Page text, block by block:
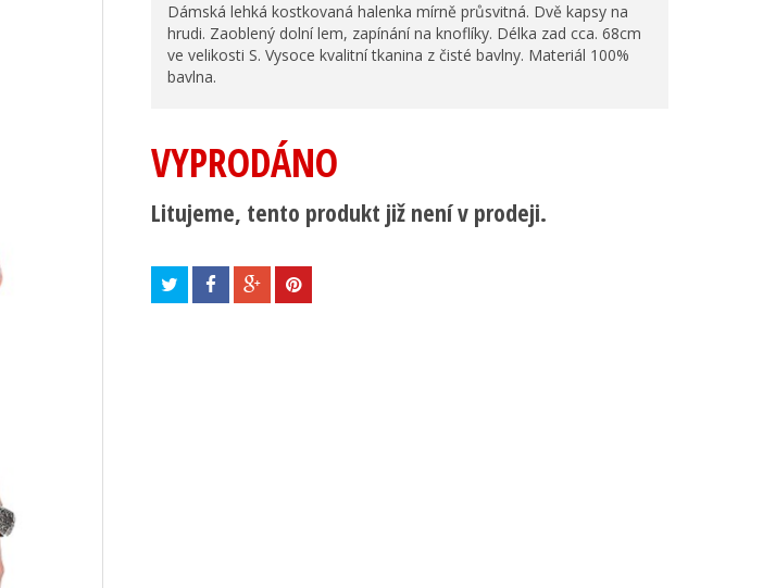
Dámská lehká kostkovaná halenka mírně průsvitná. Dvě kapsy na
hrudi. Zaoblený dolní lem, zapínání na knoflíky. Délka zad cca. 68cm
ve velikosti S. Vysoce kvalitní tkanina z čisté bavlny. Materiál 100%
bavlna.
VYPRODÁNO
Litujeme, tento produkt již není v prodeji.